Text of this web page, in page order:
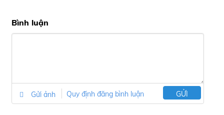
Bình luận
Gửi ảnh Quy định đăng bình luận GỬI